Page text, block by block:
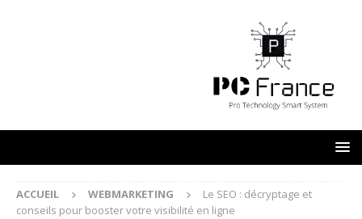
ACCUEIL WEBMARKETING
Le SEO : décryptage et
conseils pour booster votre visibilité en ligne